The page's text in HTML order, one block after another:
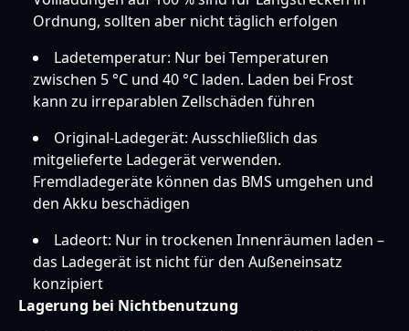
Ordnung, sollten aber nicht täglich erfolgen
Ladetemperatur: Nur bei Temperaturen
zwischen 5 °C und 40 °C laden. Laden bei Frost
kann zu irreparablen Zellschäden führen
Original-Ladegerät: Ausschließlich das
mitgelieferte Ladegerät verwenden.
Fremdladegeräte können das BMS umgehen und
den Akku beschädigen
Ladeort: Nur in trockenen Innenräumen laden –
das Ladegerät ist nicht für den Außeneinsatz
konzipiert
Lagerung bei Nichtbenutzung